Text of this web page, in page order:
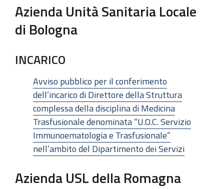
Azienda Unità Sanitaria Locale
di Bologna
INCARICO
Avviso pubblico per il conferimento
dell’incarico di Direttore della Struttura
complessa della disciplina di Medicina
Trasfusionale denominata “U.O.C. Servizio
Immunoematologia e Trasfusionale”
nell’ambito del Dipartimento dei Servizi
Azienda USL della Romagna